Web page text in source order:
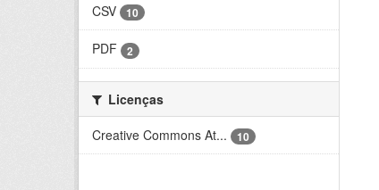
CSV
10
PDF 2
Licenças
Creative Commons At...
10